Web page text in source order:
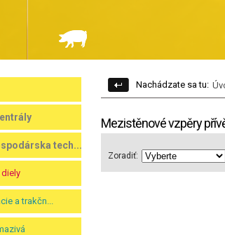
tech...
diely
a trakčn...
Nachádzate sa tu:
Mezistěnové vzpěry
Zoradiť: